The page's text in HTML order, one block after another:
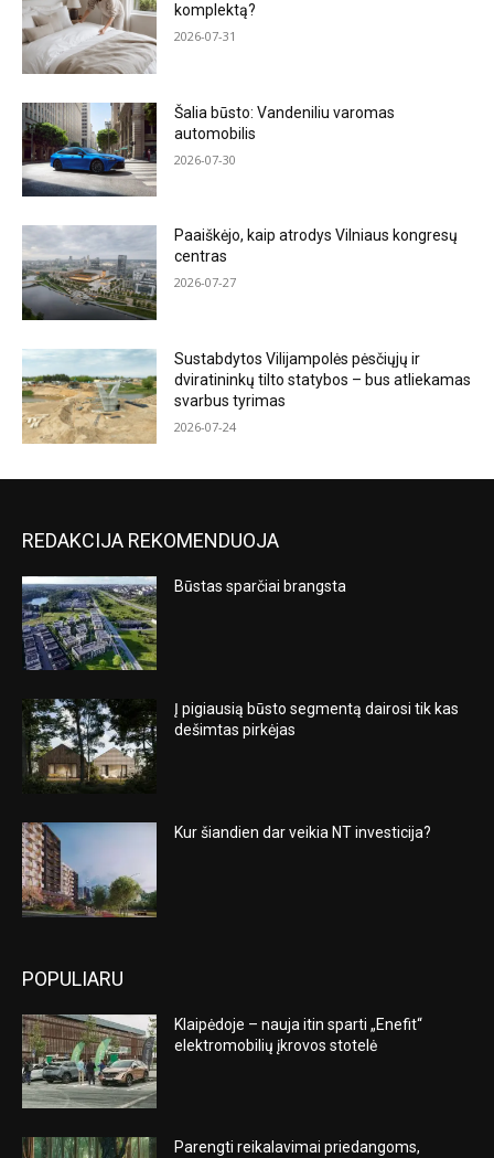
komplektą?
2026-07-31
Šalia būsto: Vandeniliu varomas
automobilis
2026-07-30
Paaiškėjo, kaip atrodys Vilniaus kongresų
centras
2026-07-27
Sustabdytos Vilijampolės pėsčiųjų ir
dviratininkų tilto statybos – bus atliekamas
svarbus tyrimas
2026-07-24
REDAKCIJA REKOMENDUOJA
Būstas sparčiai brangsta
Į pigiausią būsto segmentą dairosi tik kas
dešimtas pirkėjas
Kur šiandien dar veikia NT investicija?
POPULIARU
Klaipėdoje – nauja itin sparti „Enefit“
elektromobilių įkrovos stotelė
Parengti reikalavimai priedangoms,